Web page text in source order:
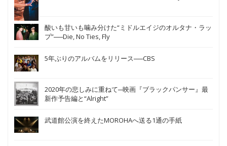
酸いも甘いも噛み分けた“ミドルエイジのオルタナ・ラッ
プ”──Die, No Ties, Fly
5年ぶりのアルバムをリリース──CBS
2020年の悲しみに重ねて─映画『ブラックパンサー』最
新作予告編と“Alright”
武道館公演を終えたMOROHAへ送る1通の手紙